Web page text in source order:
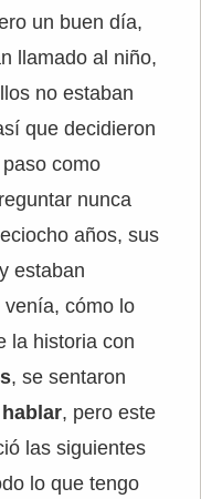
un buen día,
llamado al niño,
no estaban
que decidieron
como
nunca
años, sus
estaban
cómo lo
la historia con
, se sentaron
hablar, pero este
las siguientes
lo que tengo